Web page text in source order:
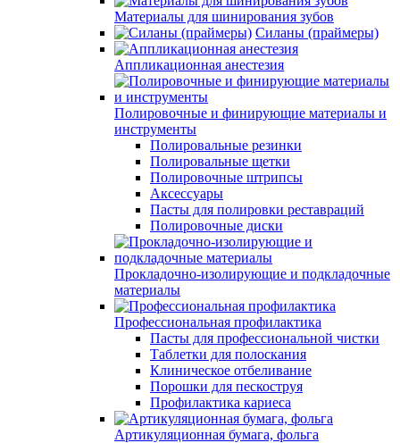
Материалы для шинирования зубов
Силаны (праймеры)
Аппликационная анестезия
Полировочные и финирующие материалы и
инструменты
Полировальные резинки
Полировальные щетки
Полировочные штрипсы
Аксессуары
Пасты для полировки реставраций
Полировочные диски
Прокладочно-изолирующие и подкладочные
материалы
Профессиональная профилактика
Пасты для профессиональной чистки
Таблетки для полоскания
Клиническое отбеливание
Порошки для пескоструя
Профилактика кариеса
Артикуляционная бумага, фольга